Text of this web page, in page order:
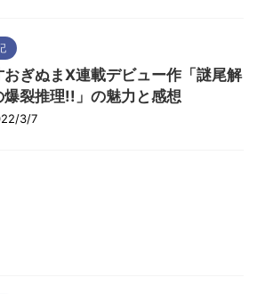
おぎぬまX連載デビュー作「謎尾解
爆裂推理!!」の魅力と感想
3/7